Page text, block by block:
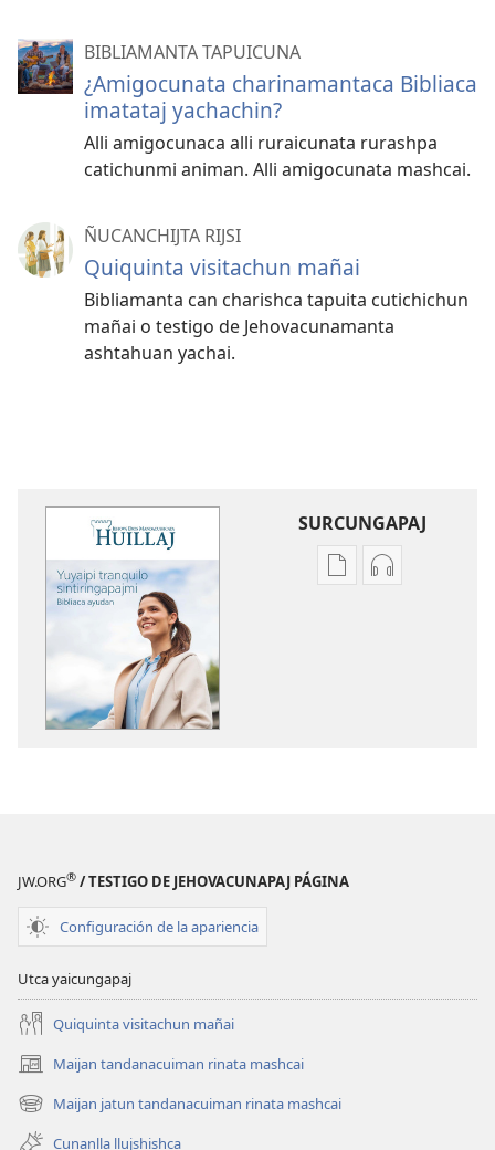
BIBLIAMANTA TAPUICUNA
¿Amigocunata charinamantaca Bibliaca
imatataj yachachin?
Alli amigocunaca alli ruraicunata rurashpa
catichunmi animan. Alli amigocunata mashcai.
ÑUCANCHIJTA RIJSI
Quiquinta visitachun mañai
Bibliamanta can charishca tapuita cutichichun
mañai o testigo de Jehovacunamanta
ashtahuan yachai.
SURCUNGAPAJ
Archivocuna
JW.ORG® / TESTIGO DE JEHOVACUNAPAJ PÁGINA
Configuración de la apariencia
Utca yaicungapaj
Quiquinta visitachun mañai
Maijan tandanacuiman rinata mashcai
(abre
una
nueva
ventana)
Maijan jatun tandanacuiman rinata mashcai
(abre
una Cunanlla llujshishca